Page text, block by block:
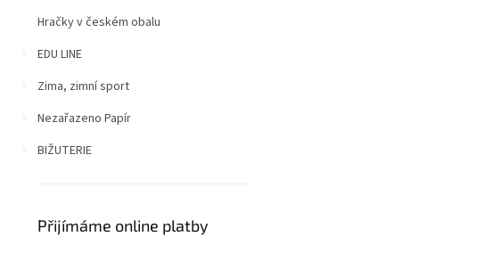
Hračky v českém obalu
EDU LINE
Zima, zimní sport
Nezařazeno Papír
BIŽUTERIE
Přijímáme online platby